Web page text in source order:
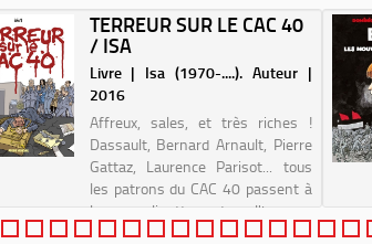
TERREUR SUR LE CAC 40
/ ISA
Livre | Isa (1970-....). Auteur |
2016
Affreux, sales, et très riches !
Dassault, Bernard Arnault, Pierre
Gattaz, Laurence Parisot... tous
les patrons du CAC 40 passent à
la moulinette de l'humour
dévastateur d'Isa ! Toute